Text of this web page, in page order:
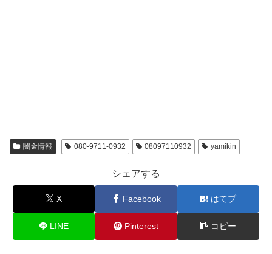
闇金情報 080-9711-0932 08097110932 yamikin
シェアする
X Facebook はてブ
LINE Pinterest コピー